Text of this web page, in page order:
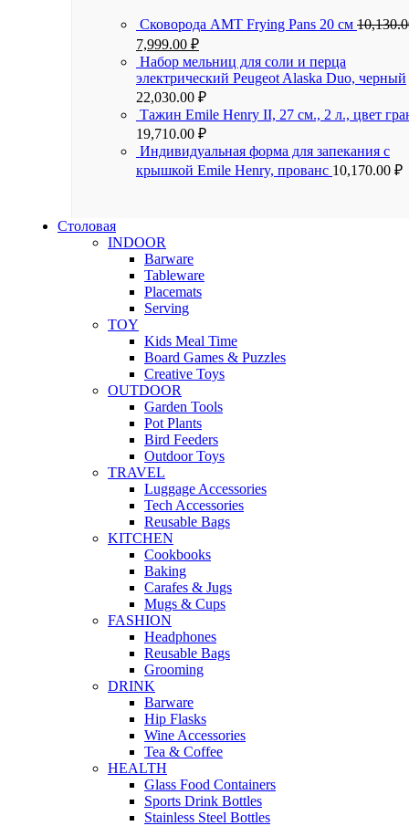
Сковорода AMT Frying Pans 20 см
7,999.00 ₽
Набор мельниц для соли и перца
электрический Peugeot Alaska Duo, черный
22,030.00 ₽
Тажин Emile Henry II, 27 см., 2 л., цвет
19,710.00 ₽
Индивидуальная форма для запекания с
крышкой Emile Henry, прованс 10,170.00 ₽
Столовая
INDOOR
Barware
Tableware
Placemats
Serving
TOY
Kids Meal Time
Board Games & Puzzles
Creative Toys
OUTDOOR
Garden Tools
Pot Plants
Bird Feeders
Outdoor Toys
TRAVEL
Luggage Accessories
Tech Accessories
Reusable Bags
KITCHEN
Cookbooks
Baking
Carafes & Jugs
Mugs & Cups
FASHION
Headphones
Reusable Bags
Grooming
DRINK
Barware
Hip Flasks
Wine Accessories
Tea & Coffee
HEALTH
Glass Food Containers
Sports Drink Bottles
Stainless Steel Bottles